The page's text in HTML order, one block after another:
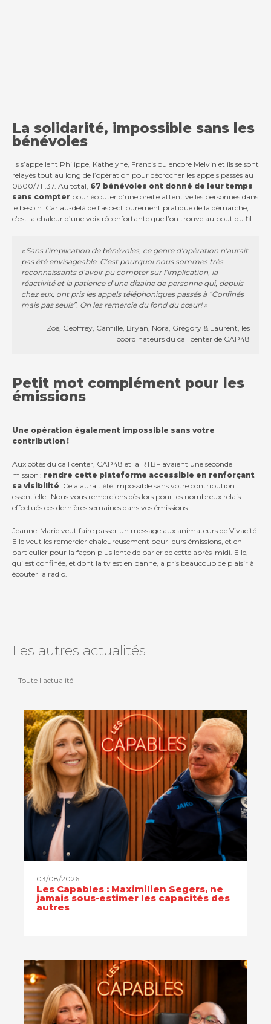
La solidarité, impossible sans les
bénévoles
Ils s’appellent Philippe, Kathelyne, Francis ou encore Melvin et ils se sont
relayés tout au long de l’opération pour décrocher les appels passés au
0800/711.37. Au total, 67 bénévoles ont donné de leur temps
sans compter pour écouter d’une oreille attentive les personnes dans
le besoin. Car au-delà de l’aspect purement pratique de la démarche,
c’est la chaleur d’une voix réconfortante que l’on trouve au bout du fil.
« Sans l’implication de bénévoles, ce genre d’opération n’aurait
pas été envisageable. C’est pourquoi nous sommes très
reconnaissants d’avoir pu compter sur l’implication, la
réactivité et la patience d’une dizaine de personne qui, depuis
chez eux, ont pris les appels téléphoniques passés à “Confinés
mais pas seuls”. On les remercie du fond du cœur! »
Zoé, Geoffrey, Camille, Bryan, Nora, Grégory & Laurent, les
coordinateurs du call center de CAP48
Petit mot complément pour les
émissions
Une opération également impossible sans votre
contribution !
Aux côtés du call center, CAP48 et la RTBF avaient une seconde
mission : rendre cette plateforme accessible en renforçant
sa visibilité. Cela aurait été impossible sans votre contribution
essentielle ! Nous vous remercions dès lors pour les nombreux relais
effectués ces dernières semaines dans vos émissions.
Jeanne-Marie veut faire passer un message aux animateurs de Vivacité.
Elle veut les remercier chaleureusement pour leurs émissions, et en
particulier pour la façon plus lente de parler de cette après-midi. Elle,
qui est confinée, et dont la tv est en panne, a pris beaucoup de plaisir à
écouter la radio.
Les autres actualités
Toute l'actualité
03/08/2026
Les Capables : Maximilien Segers, ne
jamais sous-estimer les capacités des
autres